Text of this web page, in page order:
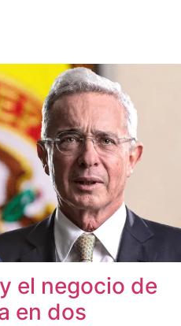
el negocio de
en dos